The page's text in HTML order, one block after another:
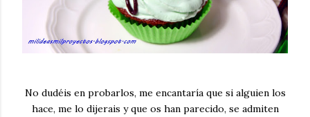
No dudéis en probarlos, me encantaría que si alguien los
hace, me lo dijerais y que os han parecido, se admiten